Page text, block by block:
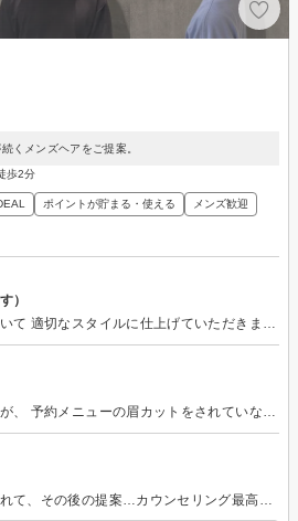
くメンズヘアをご提案。
歩2分
ポイントが貯まる・使える メンズ歓迎
）